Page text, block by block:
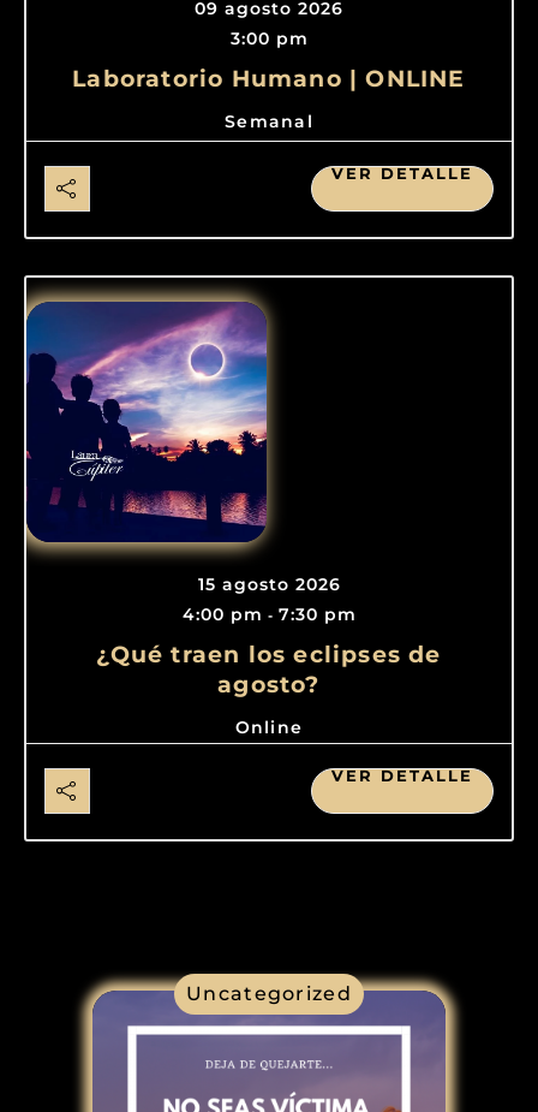
09 agosto 2026
3:00 pm
Laboratorio Humano | ONLINE
Semanal
VER DETALLE
15 agosto 2026
4:00 pm - 7:30 pm
¿Qué traen los eclipses de
agosto?
Online
VER DETALLE
Uncategorized